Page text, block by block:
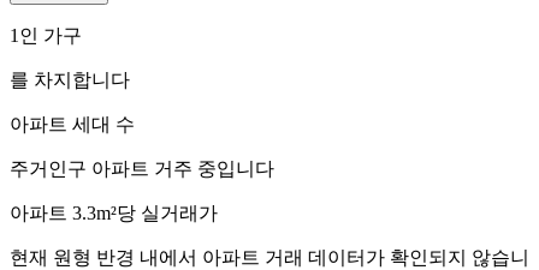
1인 가구
를 차지합니다
아파트 세대 수
주거인구 아파트 거주 중입니다
아파트 3.3m²당 실거래가
현재 원형 반경 내에서 아파트 거래 데이터가 확인되지 않습니